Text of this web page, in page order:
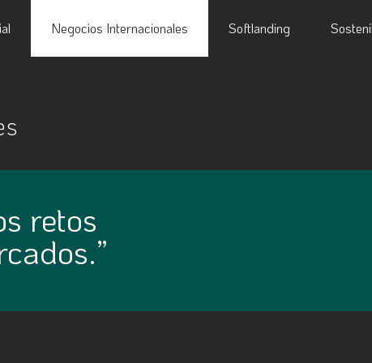
Negocios Internacionales Softlanding
retos